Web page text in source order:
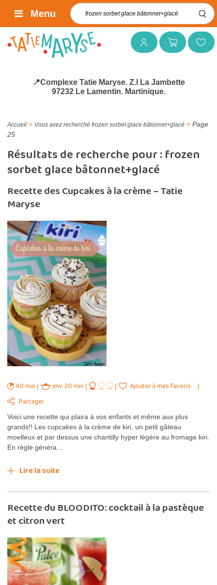
Mon compteMon panierMes favoris
Rechercher :
Menu
📍Complexe Tatie Maryse. Z.I La Jambette
97232 Le Lamentin. Martinique.
Accueil > Vous avez recherché frozen sorbet glace bâtonnet+glacé > Page
25
Résultats de recherche pour : frozen
sorbet glace bâtonnet+glacé
Recette des Cupcakes à la crème – Tatie
Maryse
40 min env. 20 min
Ajouter à mes favoris
Partager
Voici une recette qui plaira à vos enfants et même aux plus
grands!! Les cupcakes à la crème de kiri, un petit gâteau
moelleux et par dessus une chantilly hyper légère au fromage kiri.
En règle généra…
Lire la suite
Recette du BLOODITO: cocktail à la pastèque
et citron vert